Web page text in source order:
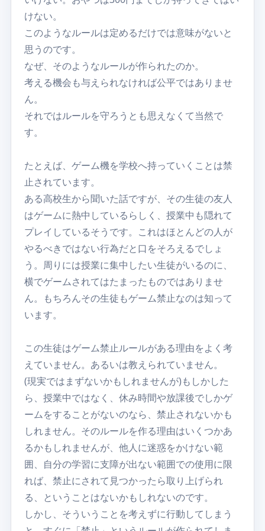
けない。
このようなルールは定めるだけでは意味がないと
思うのです。
なぜ、そのようなルールが作られたのか。
考える機会も与えられなければ公平ではありませ
ん。
それではルールを守ろうとも思えなくて当然で
す。
たとえば、ゲーム機を学校へ持っていくことは禁
止されています。
ある高校生から聞いた話ですが、その生徒の友人
はゲームに熱中しているらしく、授業中も隠れて
プレイしているそうです。これはほとんどの人が
やるべきではない行為だと口をそろえるでしょ
う。周りには授業に集中したい生徒がいるのに、
横でゲームされてはたまったものではありませ
ん。もちろんその生徒もゲーム禁止なのは知って
います。
この生徒はゲーム禁止ルールがある理由をよく考
えていません。あるいは教えられていません。
(現実ではまずないかもしれませんが)もしかした
ら、授業中ではなく、休み時間や放課後でしかゲ
ームをすることがないのなら、禁止されないかも
しれません。そのルールを作る理由はいくつかあ
るかもしれませんが、他人に迷惑をかけない範
囲、自分の学習に支障が出ない範囲での使用に限
れば、禁止にされて見つかったら取り上げられ
る、ということはないかもしれないのです。
しかし、そういうことを考えずに行動してしまう